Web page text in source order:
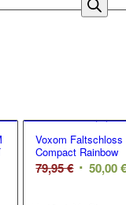
Voxom Faltschloss
Compact Rainbow
79,95€ 50,00€